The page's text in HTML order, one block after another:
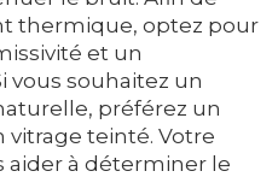
thermique, optez pour
et un
vous souhaitez un
préférez un
vitrage teinté. Votre
aider à déterminer le